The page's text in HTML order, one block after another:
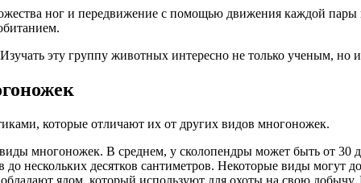
ног и передвижение с помощью движения каждой пары
эту группу животных интересно не только ученым,
которые отличают их от других видов многоножек.
многоножек. В среднем, у сколопендры может быть от 30
нескольких десятков сантиметров. Некоторые виды могут
ядом, который используют для охоты на свою добычу.